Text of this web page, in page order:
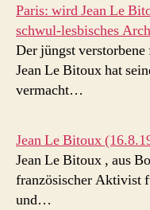
Paris: wird Jean Le
schwul-lesbisches
Der jüngst
Jean Le Bitoux hat
vermacht…
Jean Le Bitoux
Jean Le Bitoux , aus
französischer Aktivist
und…